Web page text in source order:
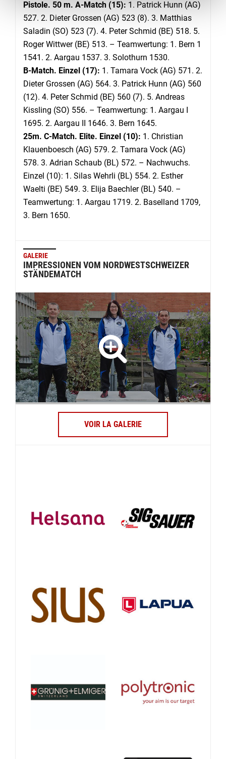
Pistole. 50 m. A-Match (15): 1. Patrick Hunn (AG)
527. 2. Dieter Grossen (AG) 523 (8). 3. Matthias
Saladin (SO) 523 (7). 4. Peter Schmid (BE) 518. 5.
Roger Wittwer (BE) 513. – Teamwertung: 1. Bern 1
1541. 2. Aargau 1537. 3. Solothurn 1530.
B-Match. Einzel (17): 1. Tamara Vock (AG) 571. 2.
Dieter Grossen (AG) 564. 3. Patrick Hunn (AG) 560
(12). 4. Peter Schmid (BE) 560 (7). 5. Andreas
Kissling (SO) 556. – Teamwertung: 1. Aargau I
1695. 2. Aargau II 1646. 3. Bern 1645.
25m. C-Match. Elite. Einzel (10): 1. Christian
Klauenboesch (AG) 579. 2. Tamara Vock (AG)
578. 3. Adrian Schaub (BL) 572. – Nachwuchs.
Einzel (10): 1. Silas Wehrli (BL) 554. 2. Esther
Waelti (BE) 549. 3. Elija Baechler (BL) 540. –
Teamwertung: 1. Aargau 1719. 2. Baselland 1709,
3. Bern 1650.
GALERIE
IMPRESSIONEN VOM NORDWESTSCHWEIZER
STÄNDEMATCH
VOIR LA GALERIE